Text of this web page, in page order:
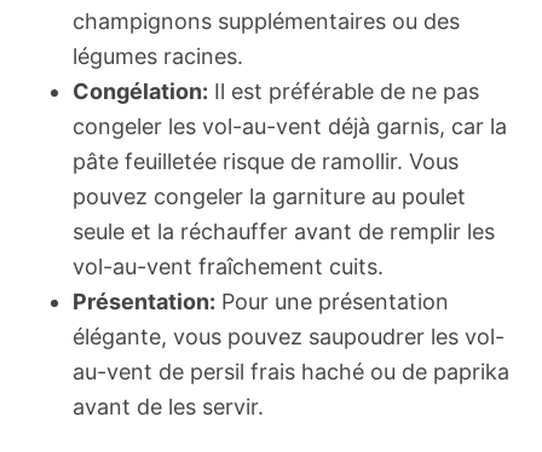
champignons supplémentaires ou des
légumes racines.
Congélation: Il est préférable de ne pas
congeler les vol-au-vent déjà garnis, car la
pâte feuilletée risque de ramollir. Vous
pouvez congeler la garniture au poulet
seule et la réchauffer avant de remplir les
vol-au-vent fraîchement cuits.
Présentation: Pour une présentation
élégante, vous pouvez saupoudrer les vol-
au-vent de persil frais haché ou de paprika
avant de les servir.